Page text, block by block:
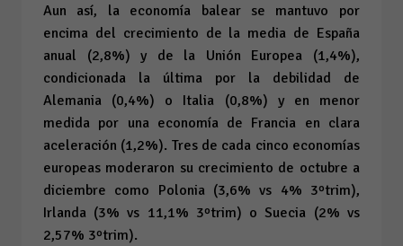
Aun así, la economía balear se mantuvo por
encima del crecimiento de la media de España
anual (2,8%) y de la Unión Europea (1,4%),
condicionada la última por la debilidad de
Alemania (0,4%) o Italia (0,8%) y en menor
medida por una economía de Francia en clara
aceleración (1,2%). Tres de cada cinco economías
europeas moderaron su crecimiento de octubre a
diciembre como Polonia (3,6% vs 4% 3ºtrim),
Irlanda (3% vs 11,1% 3ºtrim) o Suecia (2% vs
2,57% 3ºtrim).